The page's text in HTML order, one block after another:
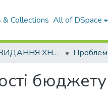
& Collections All of DSpace
НАУКОВІ ВИДАННЯ ХНАДУ